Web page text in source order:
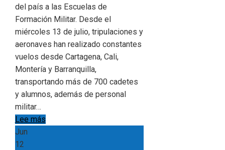
del país a las Escuelas de
Formación Militar. Desde el
miércoles 13 de julio, tripulaciones y
aeronaves han realizado constantes
vuelos desde Cartagena, Cali,
Montería y Barranquilla,
transportando más de 700 cadetes
y alumnos, además de personal
militar…
Lee más
Jun
12